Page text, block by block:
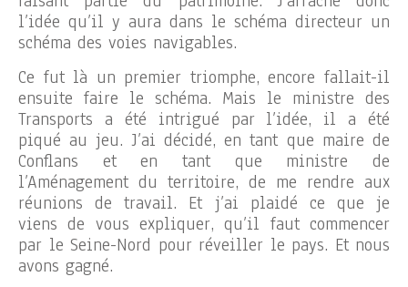
l’idée qu’il y aura dans le schéma directeur un
schéma des voies navigables.
Ce fut là un premier triomphe, encore fallait-il
ensuite faire le schéma. Mais le ministre des
Transports a été intrigué par l’idée, il a été
piqué au jeu. J’ai décidé, en tant que maire de
Conflans et en tant que ministre de
l’Aménagement du territoire, de me rendre aux
réunions de travail. Et j’ai plaidé ce que je
viens de vous expliquer, qu’il faut commencer
par le Seine-Nord pour réveiller le pays. Et nous
avons gagné.